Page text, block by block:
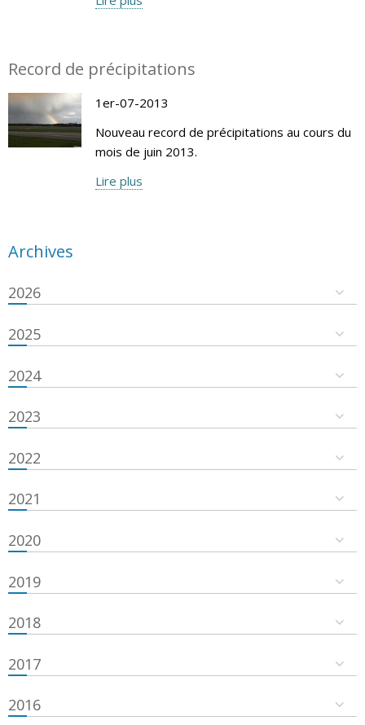
Record de précipitations
1er-07-2013
Nouveau record de précipitations au cours du
mois de juin 2013.
Lire plus
Archives
2026
2025
2024
2023
2022
2021
2020
2019
2018
2017
2016